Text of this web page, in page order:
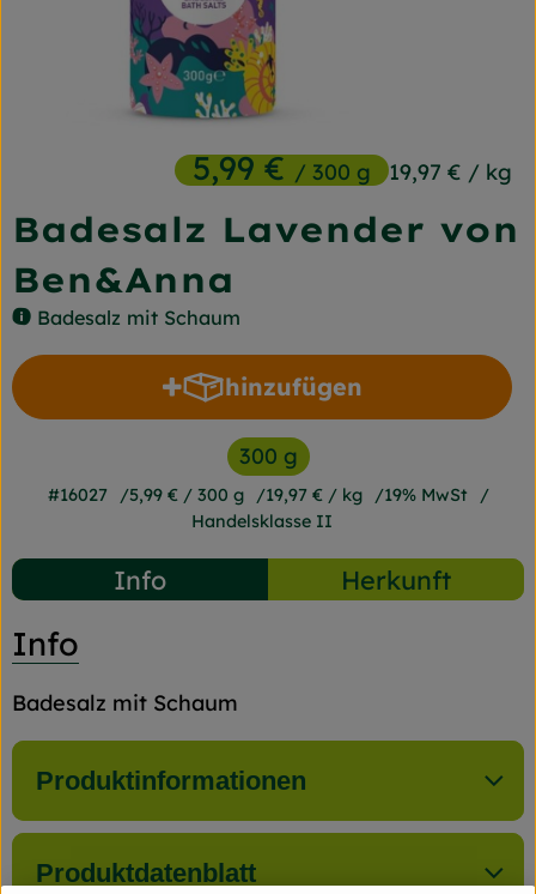
Frischetheke
Naturkost
Getränke
Gartensaison
Drogerie
So geht's
Unsere Kisten
Über uns
Jetzt bestellen
Badesalz Lavender von
Ben&Anna
Badesalz mit Schaum
5,99 €/ 300 g 19,97 € / kg
hinzufügen
Produkt zum Warenkorb
300 g
#16027 5,99 € / 300 g 19,97 € / kg
19% MwSt
Handelsklasse II
Info Herkunft
Info
Badesalz mit Schaum
Produktinformationen
Produktdatenblatt